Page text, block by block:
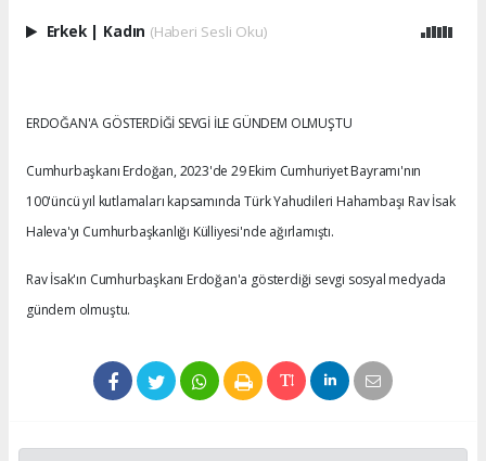
Erkek | Kadın (Haberi Sesli Oku)
ERDOĞAN'A GÖSTERDİĞİ SEVGİ İLE GÜNDEM OLMUŞTU
Cumhurbaşkanı Erdoğan, 2023'de 29 Ekim Cumhuriyet Bayramı'nın
100'üncü yıl kutlamaları kapsamında Türk Yahudileri Hahambaşı Rav İsak
Haleva'yı Cumhurbaşkanlığı Külliyesi'nde ağırlamıştı.
Rav İsak'ın Cumhurbaşkanı Erdoğan'a gösterdiği sevgi sosyal medyada
gündem olmuştu.